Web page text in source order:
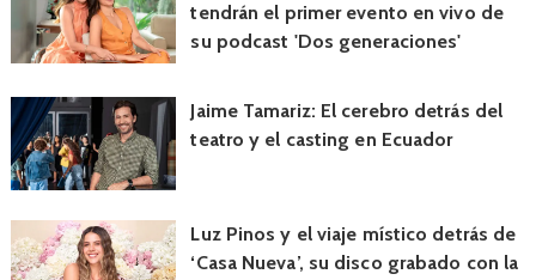
tendrán el primer evento en vivo de
su podcast 'Dos generaciones'
Jaime Tamariz: El cerebro detrás del
teatro y el casting en Ecuador
Luz Pinos y el viaje místico detrás de
‘Casa Nueva’, su disco grabado con la